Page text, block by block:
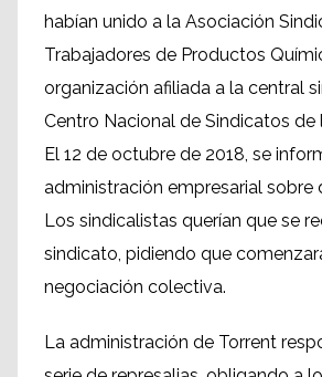
habían unido a la Asociación
Trabajadores de Productos
organización afiliada a la central
Centro Nacional de Sindicatos de
El 12 de octubre de 2018, se
administración empresarial sobre
Los sindicalistas querían que se
sindicato, pidiendo que
negociación colectiva.
La administración de Torrent